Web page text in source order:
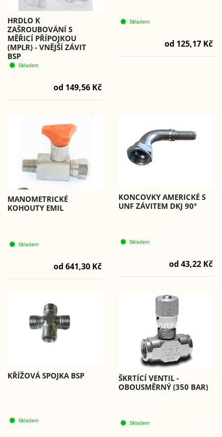
HRDLO K
ZAŠROUBOVÁNÍ S
MĚŘICÍ PŘÍPOJKOU
(MPLR) - VNĚJŠÍ ZÁVIT
BSP
od 149,56 Kč
od 125,17 Kč
MANOMETRICKÉ
KOHOUTY EMIL
od 641,30 Kč
KONCOVKY AMERICKÉ S
UNF ZÁVITEM DKJ 90°
od 43,22 Kč
KŘÍŽOVÁ SPOJKA BSP
ŠKRTÍCÍ VENTIL -
OBOUSMĚRNÝ (350 BAR)